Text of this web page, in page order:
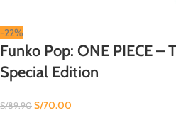
-22%
Funko Pop: ONE PIECE –
Special Edition
S/89.90 S/70.00